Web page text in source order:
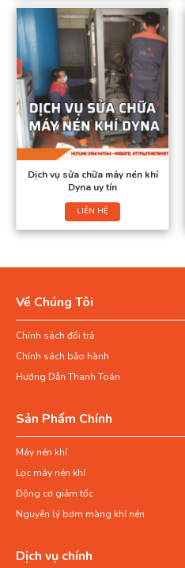
Dịch vụ sửa chữa máy nén khí
Dyna uy tín
LIÊN HỆ
Về Chúng Tôi
Chính sách đổi trả
Chính sách bảo hành
Hướng Dẫn Thanh Toán
Sản Phẩm Chính
Máy nén khí
Lọc máy nén khí
Động cơ giảm tốc
Nguyên lý bơm màng khí nén
Dịch vụ chính